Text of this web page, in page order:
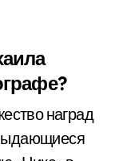
наград